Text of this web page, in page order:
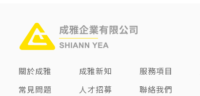
關於成雅 成雅新知 服務項目
常見問題
人才招募 聯絡我們